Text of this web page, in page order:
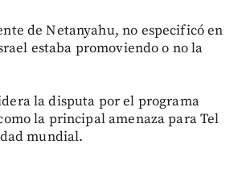
de Netanyahu, no especificó en
estaba promoviendo o no la
la disputa por el programa
la principal amenaza para Tel
mundial.